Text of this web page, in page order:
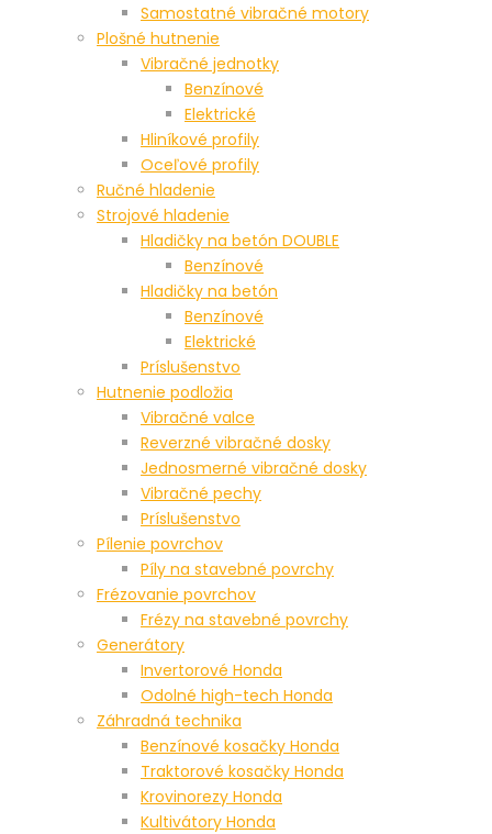
Samostatné vibračné motory
Plošné hutnenie
Vibračné jednotky
Benzínové
Elektrické
Hliníkové profily
Oceľové profily
Ručné hladenie
Strojové hladenie
Hladičky na betón DOUBLE
Benzínové
Hladičky na betón
Benzínové
Elektrické
Príslušenstvo
Hutnenie podložia
Vibračné valce
Reverzné vibračné dosky
Jednosmerné vibračné dosky
Vibračné pechy
Príslušenstvo
Pílenie povrchov
Píly na stavebné povrchy
Frézovanie povrchov
Frézy na stavebné povrchy
Generátory
Invertorové Honda
Odolné high-tech Honda
Záhradná technika
Benzínové kosačky Honda
Traktorové kosačky Honda
Krovinorezy Honda
Kultivátory Honda